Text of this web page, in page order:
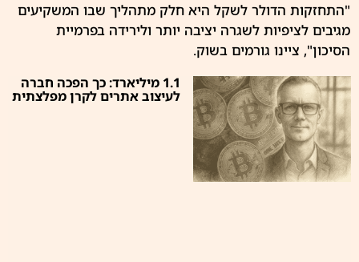
"התחזקות הדולר לשקל היא חלק מתהליך שבו המשקיעים
מגיבים לציפיות לשגרה יציבה יותר ולירידה בפרמיית
הסיכון", ציינו גורמים בשוק.
1.1 מיליארד: כך הפכה חברה
לעיצוב אתרים לקרן מפלצתית